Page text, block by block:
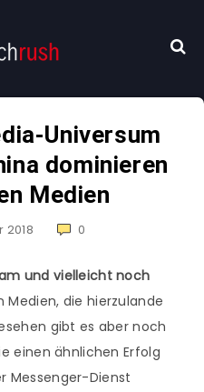
Universum
dominieren
Medien
2018 0
und vielleicht noch
Medien, die hierzulande
gibt es aber noch
einen ähnlichen Erfolg
Messenger-Dienst